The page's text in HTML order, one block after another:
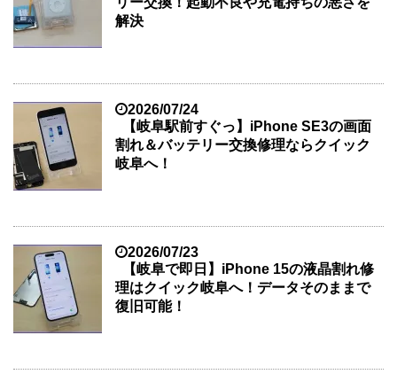
解決
2026/07/24
【岐阜駅前すぐっ】iPhone SE3の画面
割れ＆バッテリー交換修理ならクイック
岐阜へ！
2026/07/23
【岐阜で即日】iPhone 15の液晶割れ修
理はクイック岐阜へ！データそのままで
復旧可能！